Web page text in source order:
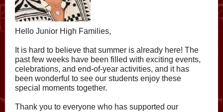
Hello Junior High Families,
It is hard to believe that summer is already here! The
past few weeks have been filled with exciting events,
celebrations, and end-of-year activities, and it has
been wonderful to see our students enjoy these
special moments together.
Thank you to everyone who has supported our